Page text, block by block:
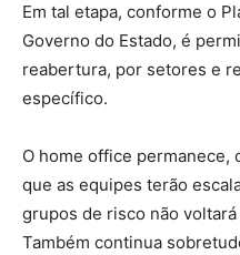
Em tal etapa, conforme o
Governo do Estado, é
reabertura, por setores e
específico.
O home office permanece,
que as equipes terão
grupos de risco não
Também continua